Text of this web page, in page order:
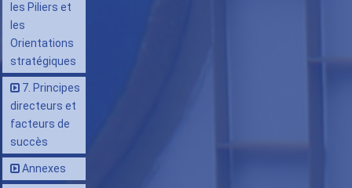
les Piliers et
les
Orientations
stratégiques
7. Principes
directeurs et
facteurs de
succès
Annexes